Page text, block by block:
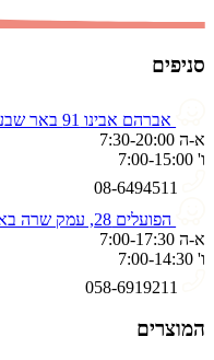
סניפים
אברהם אבינו 91 באר שבע
א-ה 7:30-20:00
ו' 7:00-15:00
הפועלים 28, עמק שרה באר שבע
א-ה 7:00-17:30
ו' 7:00-14:30
המוצרים